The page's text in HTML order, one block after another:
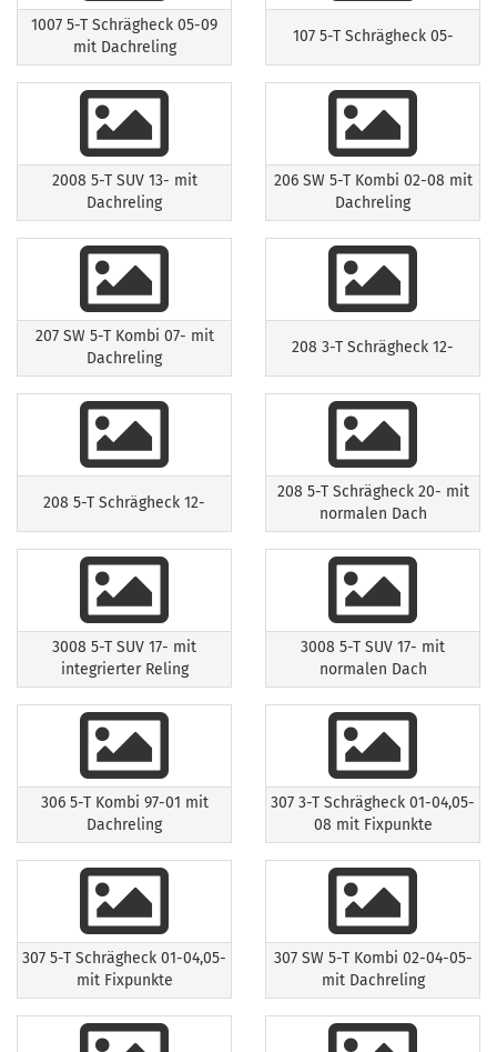
1007 5-T Schrägheck 05-09
mit Dachreling
107 5-T Schrägheck 05-
2008 5-T SUV 13- mit
Dachreling
206 SW 5-T Kombi 02-08 mit
Dachreling
207 SW 5-T Kombi 07- mit
Dachreling
208 3-T Schrägheck 12-
208 5-T Schrägheck 12-
208 5-T Schrägheck 20- mit
normalen Dach
3008 5-T SUV 17- mit
integrierter Reling
3008 5-T SUV 17- mit
normalen Dach
306 5-T Kombi 97-01 mit
Dachreling
307 3-T Schrägheck 01-04,05-
08 mit Fixpunkte
307 5-T Schrägheck 01-04,05-
mit Fixpunkte
307 SW 5-T Kombi 02-04-05-
mit Dachreling